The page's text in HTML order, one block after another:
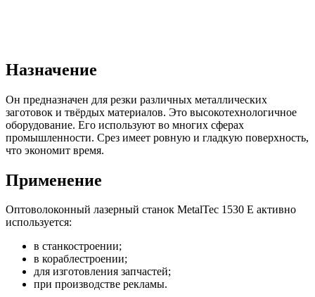
Назначение
Он предназначен для резки различных металлических
заготовок и твёрдых материалов. Это высокотехнологичное
оборудование. Его используют во многих сферах
промышленности. Срез имеет ровную и гладкую поверхность,
что экономит время.
Применение
Оптоволоконный лазерный станок MetalTec 1530 E активно
используется:
в станкостроении;
в кораблестроении;
для изготовления запчастей;
при производстве рекламы.